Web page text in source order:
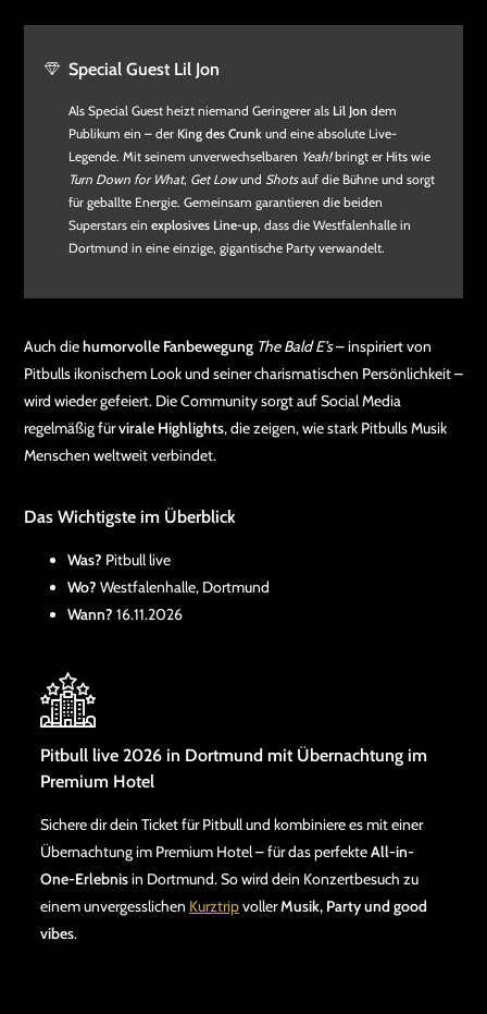
Special Guest Lil Jon
Als Special Guest heizt niemand Geringerer als Lil Jon dem
Publikum ein – der King des Crunk und eine absolute Live-
Legende. Mit seinem unverwechselbaren Yeah!bringt er Hits wie
Turn Down for What, Get Lowund Shotsauf die Bühne und sorgt
für geballte Energie. Gemeinsam garantieren die beiden
Superstars ein explosives Line-up, dass die Westfalenhalle in
Dortmund in eine einzige, gigantische Party verwandelt.
Auch diehumorvolle Fanbewegung The Bald E’s– inspiriert von
Pitbulls ikonischem Look und seiner charismatischen Persönlichkeit –
wird wieder gefeiert. Die Community sorgt auf Social Media
regelmäßig fürvirale Highlights, die zeigen, wie stark Pitbulls Musik
Menschen weltweit verbindet.
Das Wichtigste im Überblick
Was? Pitbull live
Wo? Westfalenhalle, Dortmund
Wann? 16.11.2026
Pitbull live 2026 in Dortmund mit Übernachtung im
Premium Hotel
Sichere dir dein Ticket für Pitbull und kombiniere es mit einer
Übernachtung im Premium Hotel – für das perfekteAll-in-
One-Erlebnisin Dortmund. So wird dein Konzertbesuch zu
einem unvergesslichen KurztripvollerMusik, Party und good
vibes.